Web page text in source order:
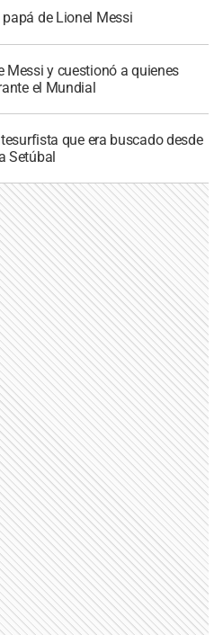
de Lionel Messi
Messi y cuestionó a quienes
el Mundial
que era buscado desde
Setúbal